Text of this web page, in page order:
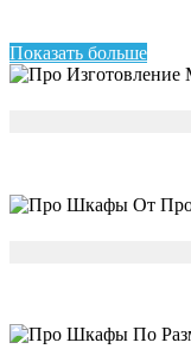
Показать больше